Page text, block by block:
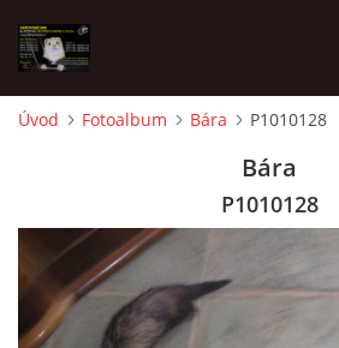
K ADOPCI
Úvod Fotoalbum Bára P1010128
Bára
P1010128